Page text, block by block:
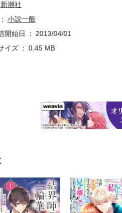
新潮社
小説一般
開始日
2013/04/01
イズ
0.45 MB